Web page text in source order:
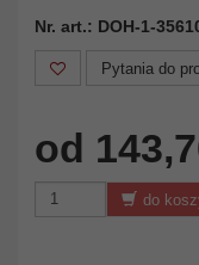
Nr. art.: DOH-1-
Pytania do
od
do